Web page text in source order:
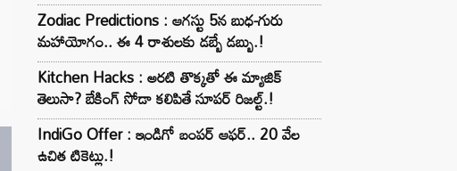
Zodiac Predictions : ఆగస్టు 5న బుధ-గురు
మహాయోగం.. ఈ 4 రాశులకు డబ్బే డబ్బు.!
Kitchen Hacks : అరటి తొక్కతో ఈ మ్యాజిక్
తెలుసా? బేకింగ్ సోడా కలిపితే సూపర్ రిజల్ట్.!
IndiGo Offer : ఇండిగో బంపర్ ఆఫర్.. 20 వేల
ఉచిత టికెట్లు.!